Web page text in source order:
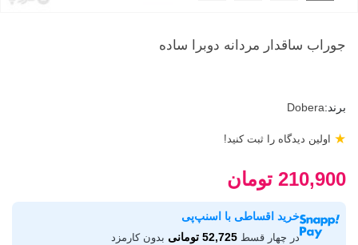
جوراب ساقدار مردانه دوبرا ساده
برند:Dobera
اولین دیدگاه را ثبت کنید! ★
210,900 تومان
خرید اقساطی با اسنپ‌پی
در چهار قسط 52,725 تومانی بدون کارمزد